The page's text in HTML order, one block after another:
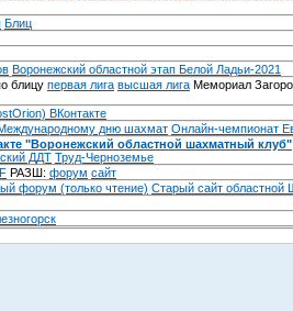
Блиц
Воронежский областной этап Белой Ладьи-2021
блицу первая лига высшая лига Мемориал
ВКонтакте
дню шахмат Онлайн-чемпионат
"Воронежский областной шахматный клуб"
ДДТ Труд-Черноземье
РАЗШ: форум сайт
форум (только чтение) Старый сайт областной